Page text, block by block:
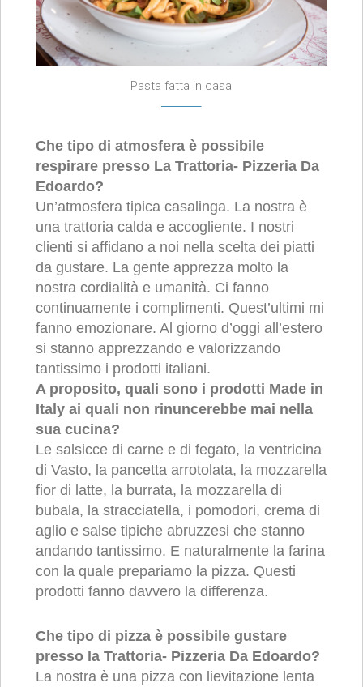
Pasta fatta in casa
Che tipo di atmosfera è possibile
respirare presso La Trattoria- Pizzeria Da
Edoardo?
Un’atmosfera tipica casalinga. La nostra è
una trattoria calda e accogliente. I nostri
clienti si affidano a noi nella scelta dei piatti
da gustare. La gente apprezza molto la
nostra cordialità e umanità. Ci fanno
continuamente i complimenti. Quest’ultimi mi
fanno emozionare. Al giorno d’oggi all’estero
si stanno apprezzando e valorizzando
tantissimo i prodotti italiani.
A proposito, quali sono i prodotti Made in
Italy ai quali non rinuncerebbe mai nella
sua cucina?
Le salsicce di carne e di fegato, la ventricina
di Vasto, la pancetta arrotolata, la mozzarella
fior di latte, la burrata, la mozzarella di
bubala, la stracciatella, i pomodori, crema di
aglio e salse tipiche abruzzesi che stanno
andando tantissimo. E naturalmente la farina
con la quale prepariamo la pizza. Questi
prodotti fanno davvero la differenza.
Che tipo di pizza è possibile gustare
presso la Trattoria- Pizzeria Da Edoardo?
La nostra è una pizza con lievitazione lenta